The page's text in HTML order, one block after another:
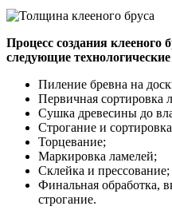
Процесс создания клееного
следующие
Пиление бревна на
Первичная сортировка
Сушка древесины до
Строгание и
Торцевание;
Маркировка ламелей;
Склейка и прессование;
Финальная обработка,
строгание.